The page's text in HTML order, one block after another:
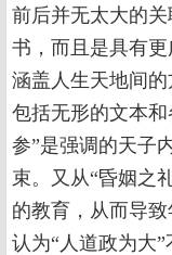
前后并无太大的
书，而且是具有
涵盖人生天地间
包括无形的文本
参”是强调的天子
束。又从“昏姻之
的教育，从而导
认为“人道政为大